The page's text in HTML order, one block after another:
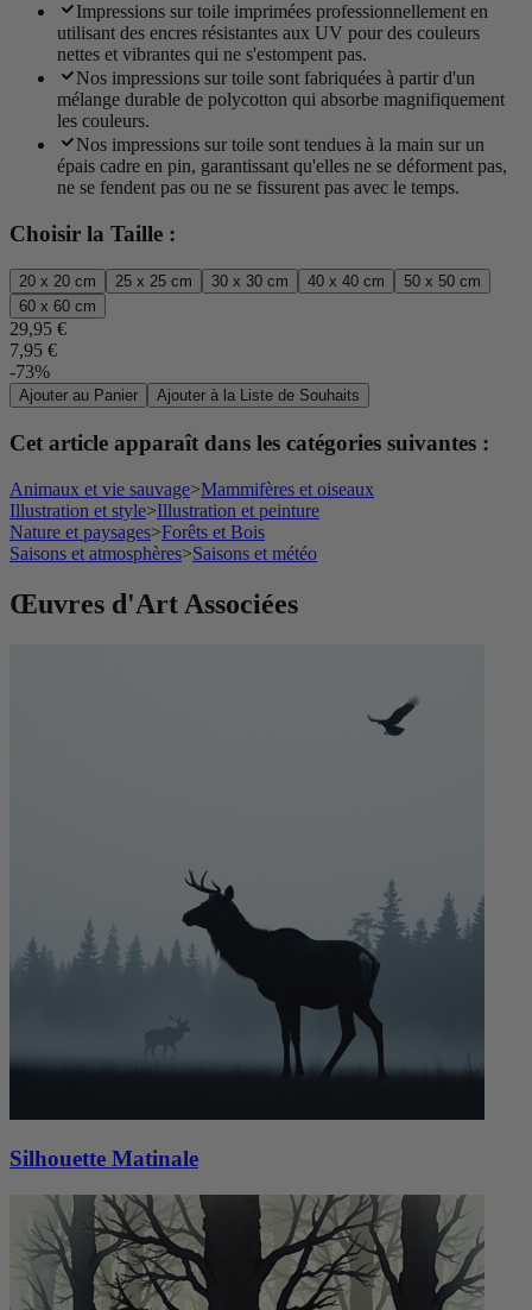
Impressions sur toile imprimées professionnellement en
utilisant des encres résistantes aux UV pour des couleurs
nettes et vibrantes qui ne s'estompent pas.
Nos impressions sur toile sont fabriquées à partir d'un
mélange durable de polycotton qui absorbe magnifiquement
les couleurs.
Nos impressions sur toile sont tendues à la main sur un
épais cadre en pin, garantissant qu'elles ne se déforment pas,
ne se fendent pas ou ne se fissurent pas avec le temps.
Choisir la Taille :
20 x 20 cm 25 x 25 cm 30 x 30 cm 40 x 40 cm
50 x 50 cm
60 x 60 cm
29,95 €
7,95 €
-73%
Ajouter au Panier Ajouter à la Liste de Souhaits
Cet article apparaît dans les catégories suivantes :
Animaux et vie sauvage>Mammifères et oiseaux
Illustration et style>Illustration et peinture
Nature et paysages>Forêts et Bois
Saisons et atmosphères>Saisons et météo
Œuvres d'Art Associées
Silhouette Matinale